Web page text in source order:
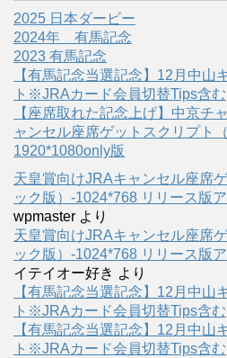
2025 日本ダービー
2024年 有馬記念
2023 有馬記念
【有馬記念当選記念】12月中山
ト※JRAカード会員切替Tips含む
【座席取れた記念上げ】中京チ
ャンセル座席ゲットスクリプト
1920*1080only版
天皇賞向けJRAキャンセル座席
ック版）-1024*768 リリース版
wpmaster より
天皇賞向けJRAキャンセル座席
ック版）-1024*768 リリース版
イテイオー好き より
【有馬記念当選記念】12月中山
ト※JRAカード会員切替Tips含む
【有馬記念当選記念】12月中山
ト※JRAカード会員切替Tips含む